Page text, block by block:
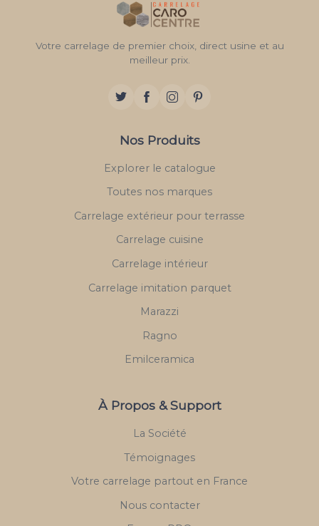
Votre carrelage de premier choix, direct usine et au
meilleur prix.
Nos Produits
Explorer le catalogue
Toutes nos marques
Carrelage extérieur pour terrasse
Carrelage cuisine
Carrelage intérieur
Carrelage imitation parquet
Marazzi
Ragno
Emilceramica
À Propos & Support
La Société
Témoignages
Votre carrelage partout en France
Nous contacter